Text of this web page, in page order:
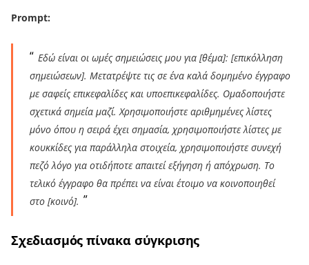
Prompt:
Εδώ είναι οι ωμές σημειώσεις μου για [θέμα]: [επικόλληση
σημειώσεων]. Μετατρέψτε τις σε ένα καλά δομημένο έγγραφο
με σαφείς επικεφαλίδες και υποεπικεφαλίδες. Ομαδοποιήστε
σχετικά σημεία μαζί. Χρησιμοποιήστε αριθμημένες λίστες
μόνο όπου η σειρά έχει σημασία, χρησιμοποιήστε λίστες με
κουκκίδες για παράλληλα στοιχεία, χρησιμοποιήστε συνεχή
πεζό λόγο για οτιδήποτε απαιτεί εξήγηση ή απόχρωση. Το
τελικό έγγραφο θα πρέπει να είναι έτοιμο να κοινοποιηθεί
στο [κοινό].
Σχεδιασμός πίνακα σύγκρισης